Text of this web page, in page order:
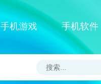
手机游戏 手机软件